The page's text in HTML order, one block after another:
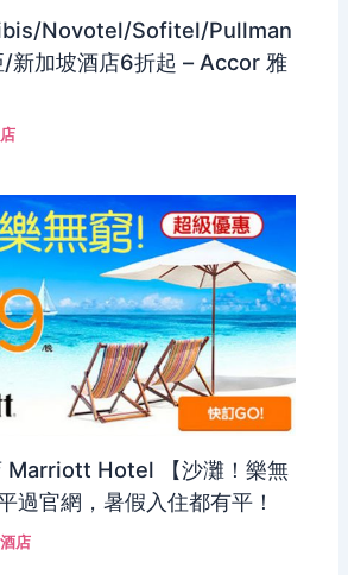
Novotel/Sofitel/Pullman
新加坡酒店6折起 – Accor 雅
Marriott Hotel 【沙灘！樂無
過官網，暑假入住都有平！
店